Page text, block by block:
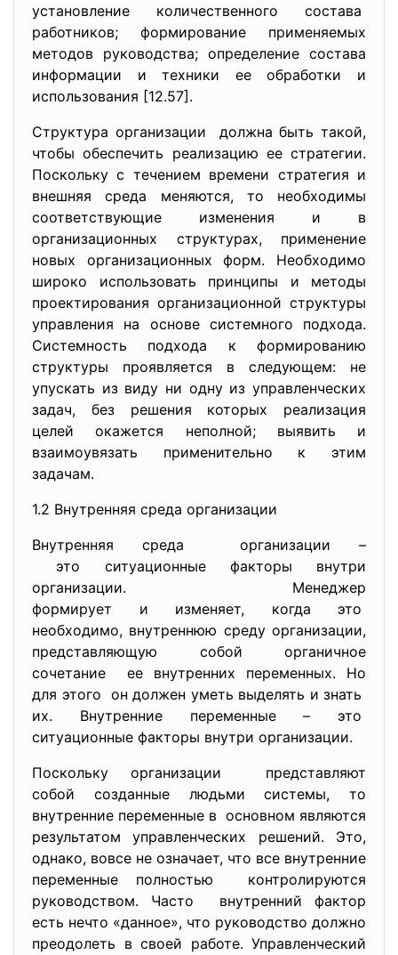
установление количественного состава
работников; формирование применяемых
методов руководства; определение состава
информации и техники ее обработки и
использования [12.57].
Структура организации должна быть такой,
чтобы обеспечить реализацию ее стратегии.
Поскольку с течением времени стратегия и
внешняя среда меняются, то необходимы
соответствующие изменения и в
организационных структурах, применение
новых организационных форм. Необходимо
широко использовать принципы и методы
проектирования организационной структуры
управления на основе системного подхода.
Системность подхода к формированию
структуры проявляется в следующем: не
упускать из виду ни одну из управленческих
задач, без решения которых реализация
целей окажется неполной; выявить и
взаимоувязать применительно к этим
задачам.
1.2 Внутренняя среда организации
Внутренняя среда организации –
это ситуационные факторы внутри
организации. Менеджер
формирует и изменяет, когда это
необходимо, внутреннюю среду организации,
представляющую собой органичное
сочетание ее внутренних переменных. Но
для этого он должен уметь выделять и знать
их. Внутренние переменные – это
ситуационные факторы внутри организации.
Поскольку организации представляют
собой созданные людьми системы, то
внутренние переменные в основном являются
результатом управленческих решений. Это,
однако, вовсе не означает, что все внутренние
переменные полностью контролируются
руководством. Часто внутренний фактор
есть нечто «данное», что руководство должно
преодолеть в своей работе. Управленческий